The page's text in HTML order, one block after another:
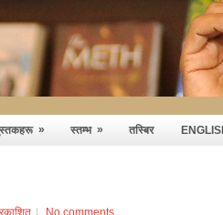
» स्तम्भ » तस्बिर
No comments